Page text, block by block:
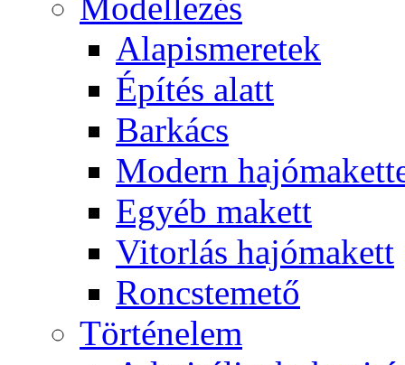
Alapismeretek
Építés alatt
Barkács
Modern
Egyéb makett
Vitorlás hajómakett
Roncstemető
Történelem